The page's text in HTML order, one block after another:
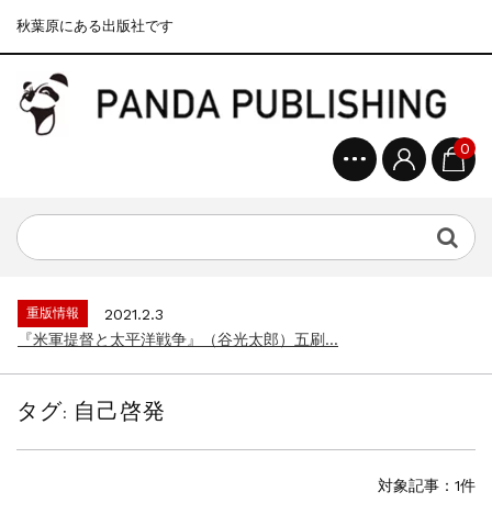
秋葉原にある出版社です
0
『F-2超入門』（関 賢太郎）三刷...
重版情報
2021.3.25
重版情報
2021.2.3
『米軍提督と太平洋戦争』（谷光太郎）五刷...
重版情報
2020.12.18
タグ: 自己啓発
対象記事：1件